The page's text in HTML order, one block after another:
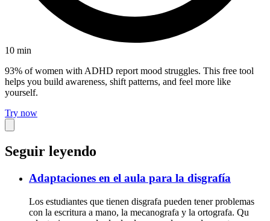
10 min
93% of women with ADHD report mood struggles. This free tool
helps you build awareness, shift patterns, and feel more like
yourself.
Try now
Seguir leyendo
Adaptaciones en el aula para la disgrafía
Los estudiantes que tienen disgrafa pueden tener problemas
con la escritura a mano, la mecanografa y la ortografa. Qu